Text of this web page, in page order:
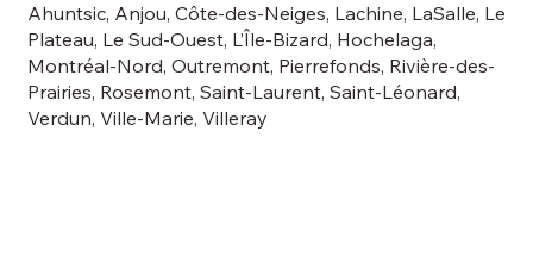
Ahuntsic, Anjou, Côte-des-Neiges, Lachine, LaSalle, Le
Plateau, Le Sud-Ouest, L’Île-Bizard, Hochelaga,
Montréal-Nord, Outremont, Pierrefonds, Rivière-des-
Prairies, Rosemont, Saint-Laurent, Saint-Léonard,
Verdun, Ville-Marie, Villeray